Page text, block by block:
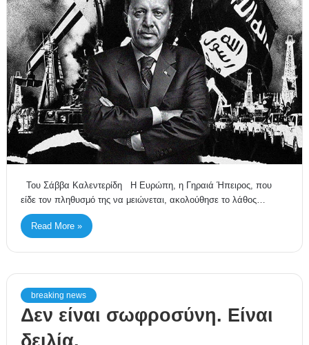
Του Σάββα Καλεντερίδη Η Ευρώπη, η Γηραιά Ήπειρος, που
είδε τον πληθυσμό της να μειώνεται, ακολούθησε το λάθος…
Read More »
breaking news
Δεν είναι σωφροσύνη. Είναι
δειλία.